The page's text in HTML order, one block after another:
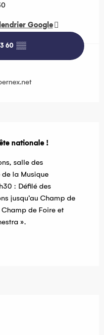
Google
60 ▒▒
nationale !
salle des
la Musique
: Défilé des
jusqu’au Champ de
Champ de Foire et
».